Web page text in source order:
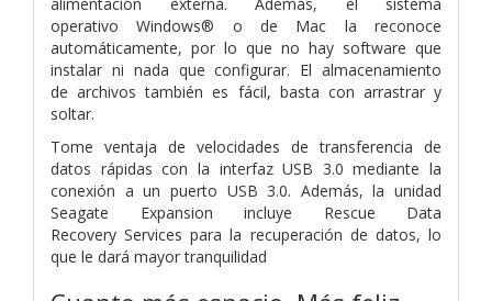
operativoWindows® o de Mac la reconoce
automáticamente, por lo que no hay software que
instalar ni nada que configurar. El almacenamiento
dearchivos también es fácil, basta con arrastrar y
soltar.
Tome ventaja de velocidades de transferencia de
datos rápidas con la interfaz USB 3.0 mediante la
conexión a un puerto USB 3.0. Además, la unidad
Seagate Expansion incluye Rescue Data
RecoveryServices para la recuperación de datos, lo
que le dará mayortranquilidad